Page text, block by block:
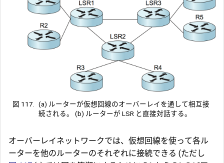
図 117. (a) ルーターが仮想回線のオーバーレイを通して相互接
続される。 (b) ルーターが LSR と直接対話する。
オーバーレイネットワークでは、仮想回線を使って各ル
ーターを他のルーターのそれぞれに接続できる (ただし